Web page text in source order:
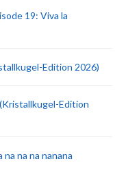
19: Viva la
Edition 2026)
Edition
na na na nanana